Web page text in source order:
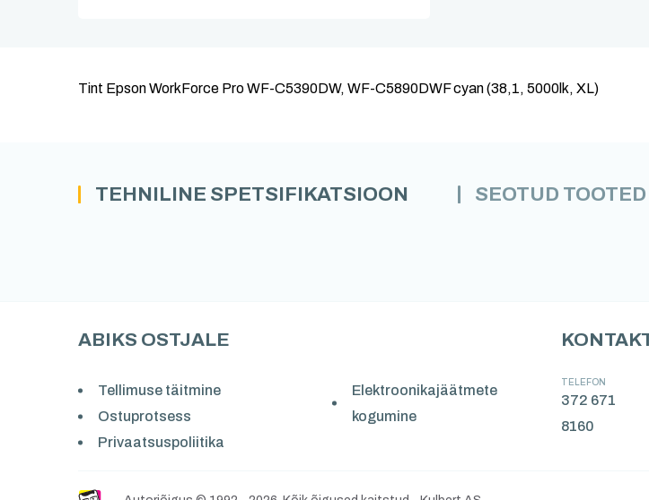
Tint Epson WorkForce Pro WF-C5390DW, WF-C5890DWF cyan (38,1, 5000lk, XL)
TEHNILINE SPETSIFIKATSIOON SEOTUD TOOTED
ABIKS OSTJALE
Tellimuse täitmine
Ostuprotsess
Privaatsuspoliitika
Elektroonikajäätmete
kogumine
TELEFON
372 671
8160